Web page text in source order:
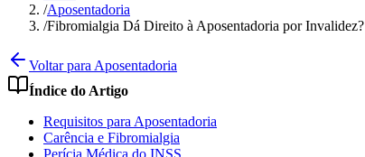
/Aposentadoria
/Fibromialgia Dá Direito à Aposentadoria por Invalidez?
Voltar para Aposentadoria
Índice do Artigo
Requisitos para Aposentadoria
Carência e Fibromialgia
Perícia Médica do INSS